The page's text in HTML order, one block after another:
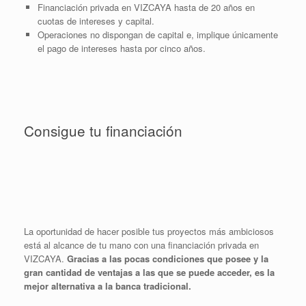
Financiación privada en VIZCAYA hasta de 20 años en
cuotas de intereses y capital.
Operaciones no dispongan de capital e, implique únicamente
el pago de intereses hasta por cinco años.
Consigue tu financiación
La oportunidad de hacer posible tus proyectos más ambiciosos
está al alcance de tu mano con una financiación privada en
VIZCAYA. Gracias a las pocas condiciones que posee y la
gran cantidad de ventajas a las que se puede acceder, es la
mejor alternativa a la banca tradicional.